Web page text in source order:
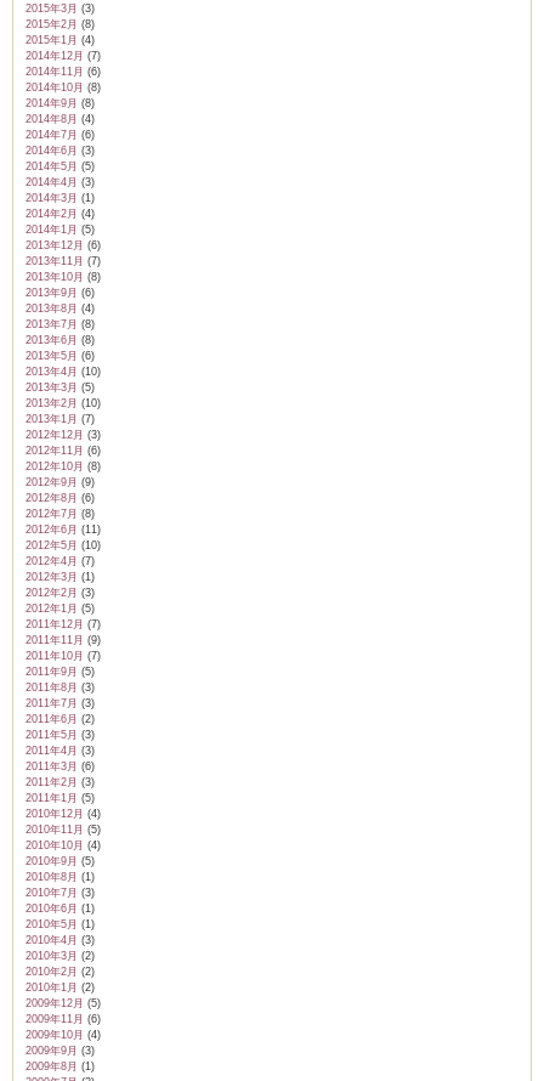
2015年3月 (3)
2015年2月 (8)
2015年1月 (4)
2014年12月 (7)
2014年11月 (6)
2014年10月 (8)
2014年9月 (8)
2014年8月 (4)
2014年7月 (6)
2014年6月 (3)
2014年5月 (5)
2014年4月 (3)
2014年3月 (1)
2014年2月 (4)
2014年1月 (5)
2013年12月 (6)
2013年11月 (7)
2013年10月 (8)
2013年9月 (6)
2013年8月 (4)
2013年7月 (8)
2013年6月 (8)
2013年5月 (6)
2013年4月 (10)
2013年3月 (5)
2013年2月 (10)
2013年1月 (7)
2012年12月 (3)
2012年11月 (6)
2012年10月 (8)
2012年9月 (9)
2012年8月 (6)
2012年7月 (8)
2012年6月 (11)
2012年5月 (10)
2012年4月 (7)
2012年3月 (1)
2012年2月 (3)
2012年1月 (5)
2011年12月 (7)
2011年11月 (9)
2011年10月 (7)
2011年9月 (5)
2011年8月 (3)
2011年7月 (3)
2011年6月 (2)
2011年5月 (3)
2011年4月 (3)
2011年3月 (6)
2011年2月 (3)
2011年1月 (5)
2010年12月 (4)
2010年11月 (5)
2010年10月 (4)
2010年9月 (5)
2010年8月 (1)
2010年7月 (3)
2010年6月 (1)
2010年5月 (1)
2010年4月 (3)
2010年3月 (2)
2010年2月 (2)
2010年1月 (2)
2009年12月 (5)
2009年11月 (6)
2009年10月 (4)
2009年9月 (3)
2009年8月 (1)